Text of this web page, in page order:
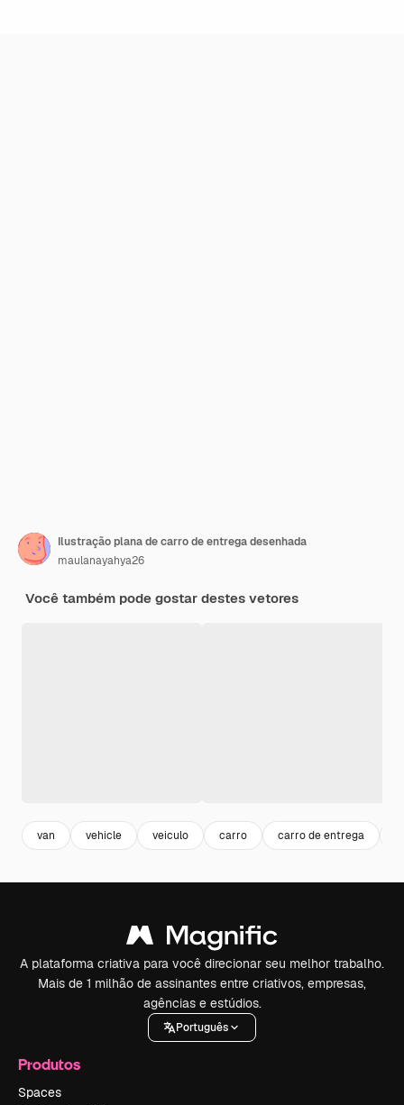
Ilustração plana de carro de entrega desenhada
maulanayahya26
Você também pode gostar destes vetores
van vehicle veiculo carro carro de entrega
A plataforma criativa para você direcionar seu melhor trabalho.
Mais de 1 milhão de assinantes entre criativos, empresas,
agências e estúdios.
Português
Produtos
Spaces